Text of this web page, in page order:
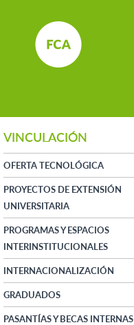
VINCULACIÓN
OFERTA TECNOLÓGICA
PROYECTOS DE EXTENSIÓN
UNIVERSITARIA
PROGRAMAS Y ESPACIOS
INTERINSTITUCIONALES
INTERNACIONALIZACIÓN
GRADUADOS
PASANTÍAS Y BECAS INTERNAS